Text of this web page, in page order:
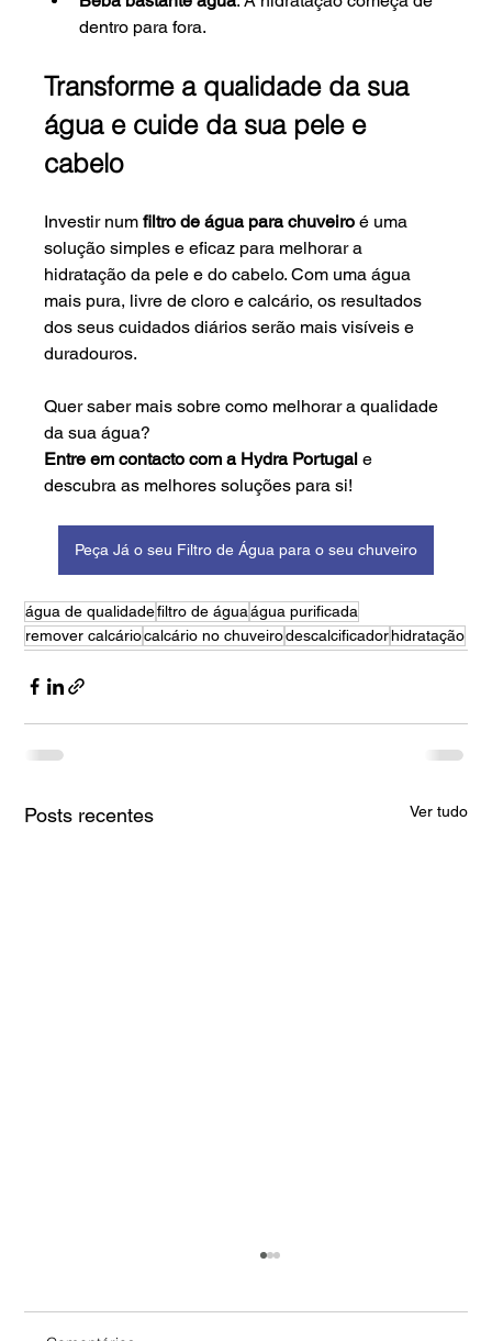
dentro para fora.
Transforme a qualidade da sua
água e cuide da sua pele e
cabelo
Investir num filtro de água para chuveiro é uma
solução simples e eficaz para melhorar a
hidratação da pele e do cabelo. Com uma água
mais pura, livre de cloro e calcário, os resultados
dos seus cuidados diários serão mais visíveis e
duradouros.
Quer saber mais sobre como melhorar a qualidade
da sua água?
Entre em contacto com a Hydra Portugal e
descubra as melhores soluções para si!
Peça Já o seu Filtro de Água para o seu chuveiro
água de qualidadefiltro de água água purificada
remover calcáriocalcário no chuveirodescalcificadorhidratação
Posts recentes Ver tudo